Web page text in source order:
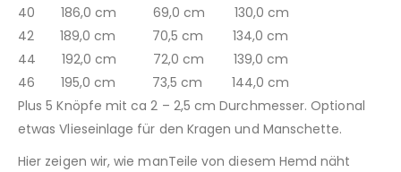
40 186,0 cm 69,0 cm 130,0 cm
42 189,0 cm 70,5 cm 134,0 cm
44 192,0 cm 72,0 cm 139,0 cm
46 195,0 cm 73,5 cm 144,0 cm
Plus 5 Knöpfe mit ca 2 – 2,5 cm Durchmesser. Optional
etwas Vlieseinlage für den Kragen und Manschette.
Hier zeigen wir, wie manTeile von diesem Hemd näht